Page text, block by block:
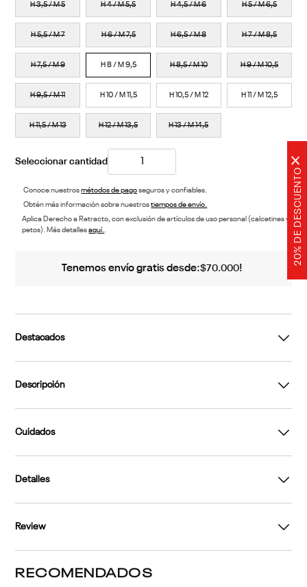
20% DE DESCUENTO
×
H 3,5 / M 5 H 4 / M 5,5 H 4,5 / M 6 H 5 / M 6,5
H 5,5 / M 7 H 6 / M 7,5 H 6,5 / M 8 H 7 / M 8,5
H 7,5 / M 9 H 8 / M 9,5 H 8,5 / M 10 H 9 / M 10,5
H 9,5 / M 11 H 10 / M 11,5 H 10,5 / M 12 H 11 / M 12,5
H 11,5 / M 13 H 12 / M 13,5 H 13 / M 14,5
Conoce nuestrosmétodos de pagoseguros y confiables.
Obtén más información sobre nuestrostiempos de envío.
Aplica Derecho a Retracto, con exclusión de artículos de uso personal (calcetines y
petos). Más detallesaquí..
Tenemos envío gratis desde:$70.000!
Destacados
Descripción
Cuidados
Detalles
Review
RECOMENDADOS